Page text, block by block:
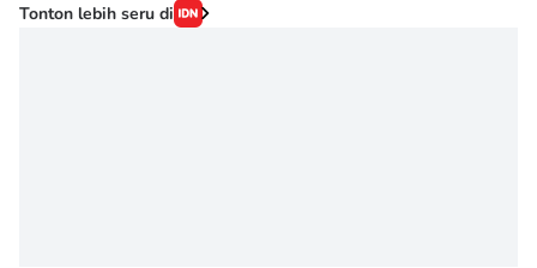
Tonton lebih seru di